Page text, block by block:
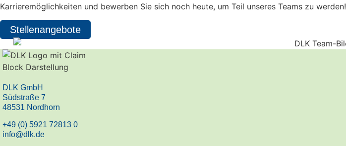
Karrieremöglichkeiten und bewerben Sie sich noch heute, um Teil unseres Teams zu werden!
Stellenangebote
DLK GmbH
Südstraße 7
48531 Nordhorn
+49 (0) 5921 72813 0
info@dlk.de